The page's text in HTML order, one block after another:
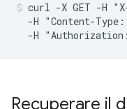
curl -X GET -H
-H "Content-Type:
-H "Authorization:
Recuperare il